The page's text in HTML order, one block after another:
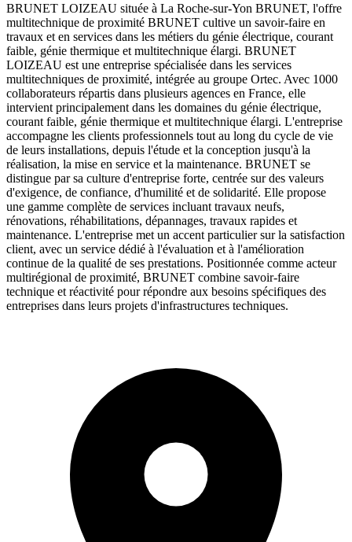
BRUNET LOIZEAU située à La Roche-sur-Yon BRUNET, l'offre
multitechnique de proximité BRUNET cultive un savoir-faire en
travaux et en services dans les métiers du génie électrique, courant
faible, génie thermique et multitechnique élargi. BRUNET
LOIZEAU est une entreprise spécialisée dans les services
multitechniques de proximité, intégrée au groupe Ortec. Avec 1000
collaborateurs répartis dans plusieurs agences en France, elle
intervient principalement dans les domaines du génie électrique,
courant faible, génie thermique et multitechnique élargi. L'entreprise
accompagne les clients professionnels tout au long du cycle de vie
de leurs installations, depuis l'étude et la conception jusqu'à la
réalisation, la mise en service et la maintenance. BRUNET se
distingue par sa culture d'entreprise forte, centrée sur des valeurs
d'exigence, de confiance, d'humilité et de solidarité. Elle propose
une gamme complète de services incluant travaux neufs,
rénovations, réhabilitations, dépannages, travaux rapides et
maintenance. L'entreprise met un accent particulier sur la satisfaction
client, avec un service dédié à l'évaluation et à l'amélioration
continue de la qualité de ses prestations. Positionnée comme acteur
multirégional de proximité, BRUNET combine savoir-faire
technique et réactivité pour répondre aux besoins spécifiques des
entreprises dans leurs projets d'infrastructures techniques.